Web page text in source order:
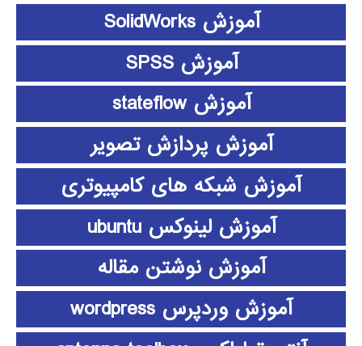
آموزش SolidWorks
آموزش SPSS
آموزش stateflow
آموزش پردازش تصویر
آموزش شبکه های کامپیوتری
آموزش لینوکس ubuntu
آموزش نوشتن مقاله
آموزش وردپرس wordpress